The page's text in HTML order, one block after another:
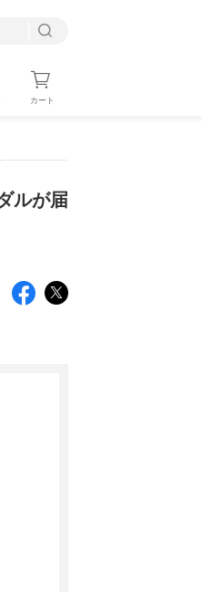
カート
ルが届